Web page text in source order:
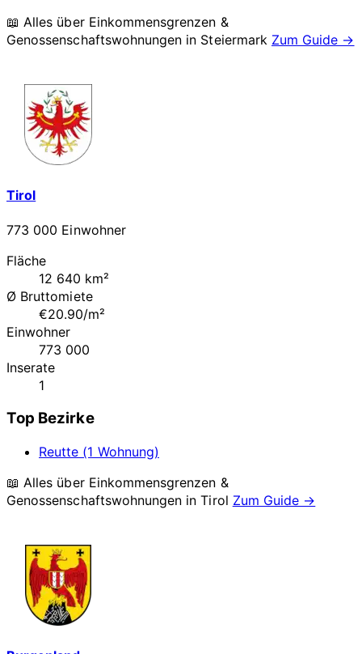
📖 Alles über Einkommensgrenzen &
Genossenschaftswohnungen in Steiermark Zum Guide →
Tirol
773 000 Einwohner
Fläche
12 640 km²
Ø Bruttomiete
€20.90/m²
Einwohner
773 000
Inserate
1
Top Bezirke
Reutte (1 Wohnung)
📖 Alles über Einkommensgrenzen &
Genossenschaftswohnungen inTirol Zum Guide →